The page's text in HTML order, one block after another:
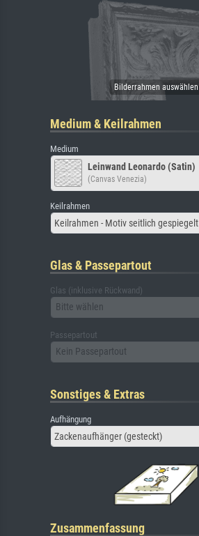
Medium & Keilrahmen
Medium
Leinwand Leonardo (Satin)
(Canvas Venezia)
Keilrahmen
Keilrahmen - Motiv seitlich gespiegelt
Glas & Passepartout
Glas (inklusive Rückwand)
Bitte wählen
Passepartout
Kein Passepartout
Sonstiges & Extras
Aufhängung
Zackenaufhänger (gesteckt)
Zusammenfassung